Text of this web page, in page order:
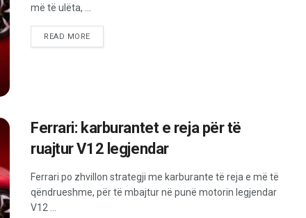
më të ulëta, ...
READ MORE
Ferrari: karburantet e reja për të
ruajtur V12 legjendar
Ferrari po zhvillon strategji me karburante të reja e më të
qëndrueshme, për të mbajtur në punë motorin legjendar
V12 ...